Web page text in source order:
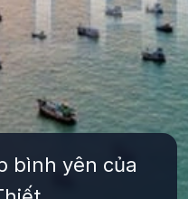
bình yên của